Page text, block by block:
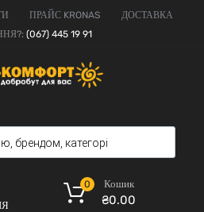
ПРАЙС KRONAS
ДОСТАВКА
(067) 445 19 91
Кошик
₴0.00
0